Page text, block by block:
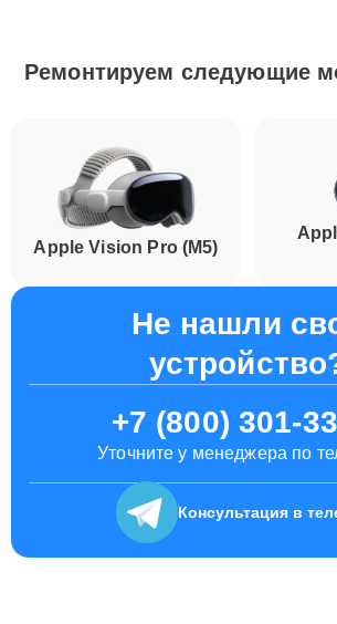
Ремонтируем следующие
Apple Vision Pro (M5)
Не нашли
+7 (800) 301-
Уточните у менеджера по
Консультация в